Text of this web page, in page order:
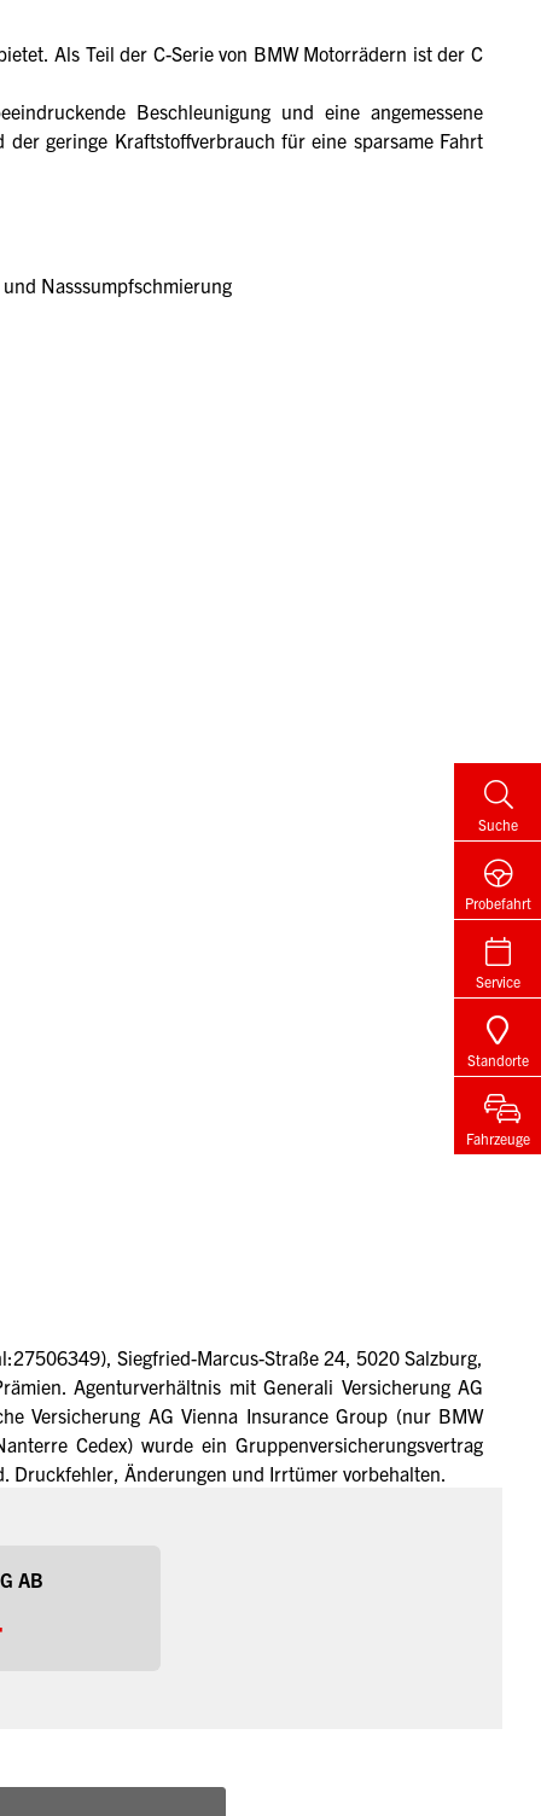
Als Teil der C-Serie von BMW Motorrädern ist der C
Beschleunigung und eine angemessene
geringe Kraftstoffverbrauch für eine sparsame Fahrt
Nasssumpfschmierung
Siegfried-Marcus-Straße 24, 5020 Salzburg,
Agenturverhältnis mit Generali Versicherung AG
Versicherung AG Vienna Insurance Group (nur BMW
Cedex) wurde ein Gruppenversicherungsvertrag
Druckfehler, Änderungen und Irrtümer vorbehalten.
AB
Suche
Probefahrt
Service
Standorte
Fahrzeuge